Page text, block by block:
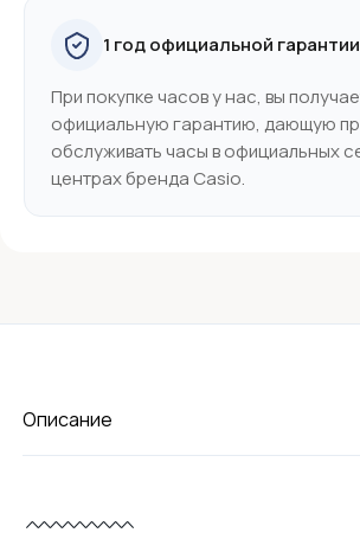
1 год официальной гарантии
При покупке часов у нас, вы
официальную гарантию, дающую
обслуживать часы в официальных
центрах бренда Casio.
Описание